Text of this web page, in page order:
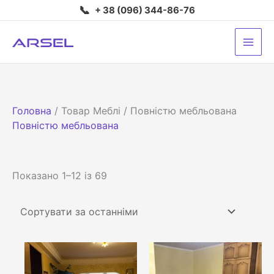
до
вмісту
📞 + 38 (096) 344-86-76
Головна / Товар Меблі / Повністю мебльована
Повністю мебльована
Показано 1–12 із 69
останнім